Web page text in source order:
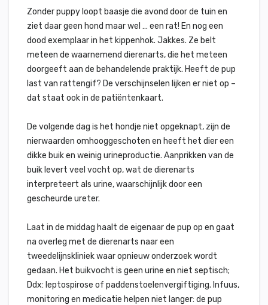
Zonder puppy loopt baasje die avond door de tuin en
ziet daar geen hond maar wel … een rat! En nog een
dood exemplaar in het kippenhok. Jakkes. Ze belt
meteen de waarnemend dierenarts, die het meteen
doorgeeft aan de behandelende praktijk. Heeft de pup
last van rattengif? De verschijnselen lijken er niet op –
dat staat ook in de patiëntenkaart.
De volgende dag is het hondje niet opgeknapt, zijn de
nierwaarden omhooggeschoten en heeft het dier een
dikke buik en weinig urineproductie. Aanprikken van de
buik levert veel vocht op, wat de dierenarts
interpreteert als urine, waarschijnlijk door een
gescheurde ureter.
Laat in de middag haalt de eigenaar de pup op en gaat
na overleg met de dierenarts naar een
tweedelijnskliniek waar opnieuw onderzoek wordt
gedaan. Het buikvocht is geen urine en niet septisch;
Ddx: leptospirose of paddenstoelenvergiftiging. Infuus,
monitoring en medicatie helpen niet langer: de pup